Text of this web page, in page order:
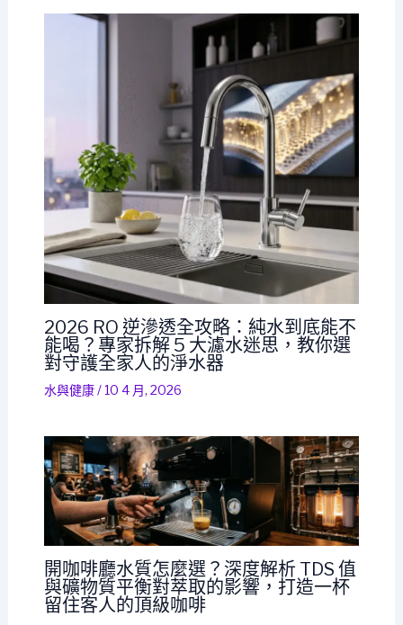
2026 RO 逆滲透全攻略：純水到底能不
能喝？專家拆解 5 大濾水迷思，教你選
對守護全家人的淨水器
水與健康/10 4 月, 2026
開咖啡廳水質怎麼選？深度解析 TDS 值
與礦物質平衡對萃取的影響，打造一杯
留住客人的頂級咖啡